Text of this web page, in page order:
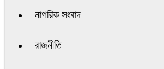
নাগরিক সংবাদ
রাজনীতি